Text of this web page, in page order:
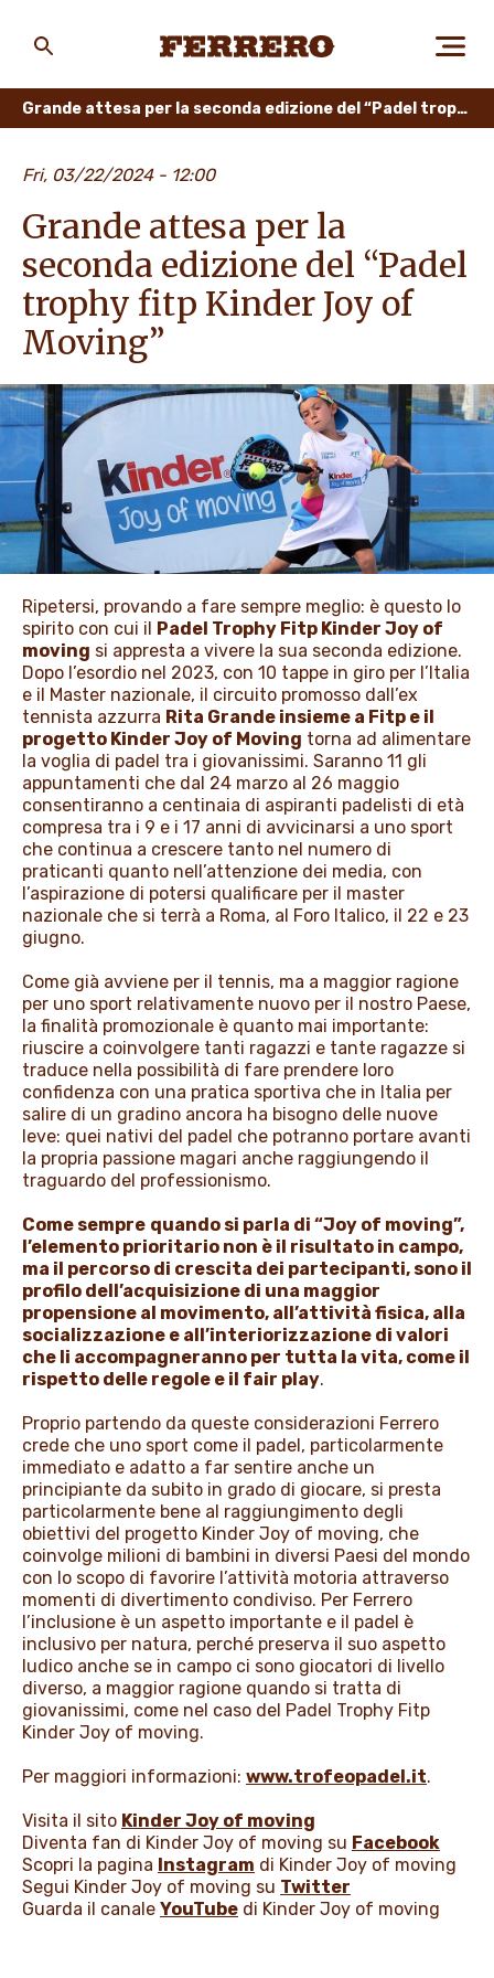
PERSONE E AMBIENTE
I NOSTRI PRODOTTI
LAVORA CON NOI
PROMOZIONI
NEWS & MEDIA
main
Grande attesa per la seconda edizione del “Padel trophy fitp Kinder Joy of Moving”
Fri, 03/22/2024 - 12:00
Grande attesa per la
seconda edizione del “Padel
trophy fitp Kinder Joy of
Moving”
Ripetersi, provando a fare sempre meglio: è questo lo
spirito con cui il Padel Trophy Fitp Kinder Joy of
moving si appresta a vivere la sua seconda edizione.
Dopo l’esordio nel 2023, con 10 tappe in giro per l’Italia
e il Master nazionale, il circuito promosso dall’ex
tennista azzurra Rita Grande insieme a Fitp e il
progetto Kinder Joy of Moving torna ad alimentare
la voglia di padel tra i giovanissimi. Saranno 11 gli
appuntamenti che dal 24 marzo al 26 maggio
consentiranno a centinaia di aspiranti padelisti di età
compresa tra i 9 e i 17 anni di avvicinarsi a uno sport
che continua a crescere tanto nel numero di
praticanti quanto nell’attenzione dei media, con
l’aspirazione di potersi qualificare per il master
nazionale che si terrà a Roma, al Foro Italico, il 22 e 23
giugno.
Come già avviene per il tennis, ma a maggior ragione
per uno sport relativamente nuovo per il nostro Paese,
la finalità promozionale è quanto mai importante:
riuscire a coinvolgere tanti ragazzi e tante ragazze si
traduce nella possibilità di fare prendere loro
confidenza con una pratica sportiva che in Italia per
salire di un gradino ancora ha bisogno delle nuove
leve: quei nativi del padel che potranno portare avanti
la propria passione magari anche raggiungendo il
traguardo del professionismo.
Come sempre quando si parla di “Joy of moving”,
l’elemento prioritario non è il risultato in campo,
ma il percorso di crescita dei partecipanti, sono il
profilo dell’acquisizione di una maggior
propensione al movimento, all’attività fisica, alla
socializzazione e all’interiorizzazione di valori
che li accompagneranno per tutta la vita, come il
rispetto delle regole e il fair play.
Proprio partendo da queste considerazioni Ferrero
crede che uno sport come il padel, particolarmente
immediato e adatto a far sentire anche un
principiante da subito in grado di giocare, si presta
particolarmente bene al raggiungimento degli
obiettivi del progetto Kinder Joy of moving, che
coinvolge milioni di bambini in diversi Paesi del mondo
con lo scopo di favorire l’attività motoria attraverso
momenti di divertimento condiviso. Per Ferrero
l’inclusione è un aspetto importante e il padel è
inclusivo per natura, perché preserva il suo aspetto
ludico anche se in campo ci sono giocatori di livello
diverso, a maggior ragione quando si tratta di
giovanissimi, come nel caso del Padel Trophy Fitp
Kinder Joy of moving.
Per maggiori informazioni: www.trofeopadel.it.
Visita il sito Kinder Joy of moving
Diventa fan di Kinder Joy of moving su Facebook
Scopri la pagina Instagram di Kinder Joy of moving
Segui Kinder Joy of moving su Twitter
Guarda il canale YouTube di Kinder Joy of moving